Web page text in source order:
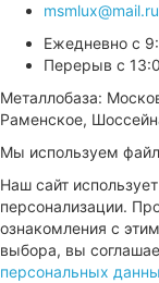
msmlux@mail.ru
Ежедневно с
Перерыв с
Металлобаза:
Раменское,
Мы используем
Наш сайт
персонализации.
ознакомления с
выбора, вы
персональных